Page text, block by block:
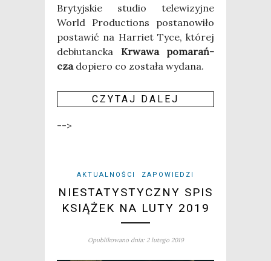
Bry­tyj­skie stu­dio tele­wi­zyj­ne
World Pro­duc­tions posta­no­wi­ło
posta­wić na Har­riet Tyce, któ­rej
debiu­tanc­ka Krwa­wa poma­rań­
cza dopie­ro co zosta­ła wyda­na.
CZY­TAJ DALEJ
-->
AKTUALNOŚCI ZAPOWIEDZI
NIESTATYSTYCZNY SPIS
KSIĄŻEK NA LUTY 2019
Opublikowano dnia: 2 lutego 2019